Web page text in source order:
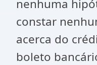
nenhuma
constar
acerca do
boleto